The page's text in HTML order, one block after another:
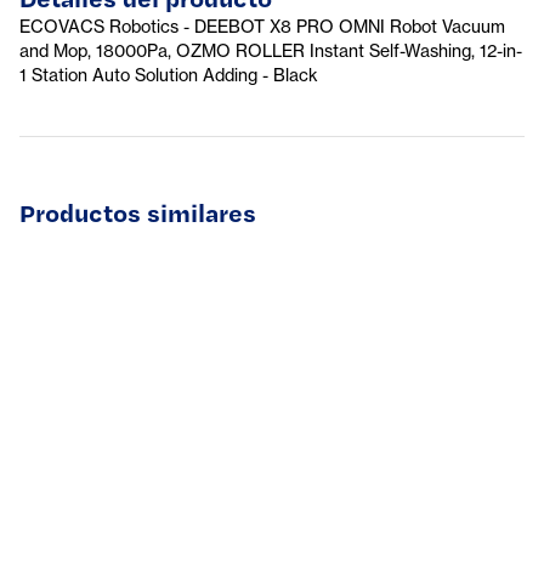
ECOVACS Robotics - DEEBOT X8 PRO OMNI Robot Vacuum
and Mop, 18000Pa, OZMO ROLLER Instant Self-Washing, 12-in-
1 Station Auto Solution Adding - Black
Productos similares